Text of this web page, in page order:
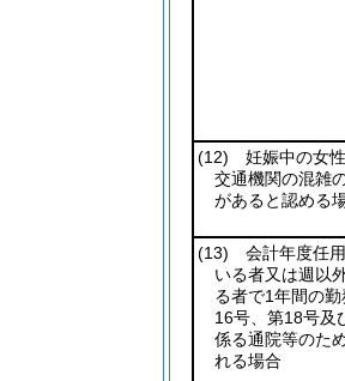
(12) 妊娠中の女
交通機関の混雑
があると認める
(13) 会計年度任
いる者又は週以
る者で1年間の
16号、第18号及
係る通院等のた
れる場合